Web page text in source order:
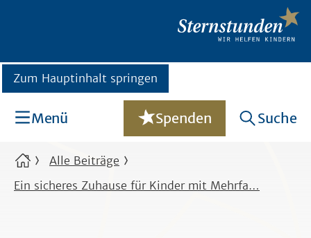
Zum Hauptinhalt springen
Menü Spenden Suche
Alle Beiträge
Ein sicheres Zuhause für Kinder mit Mehrfa…